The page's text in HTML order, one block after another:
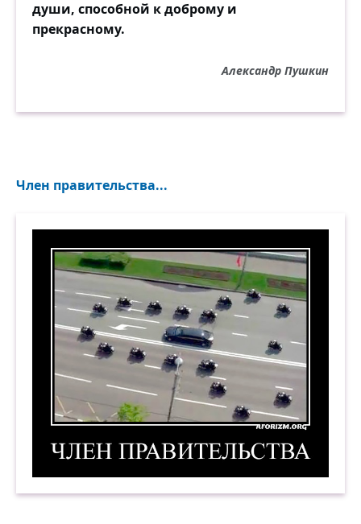
души, способной к доброму и
прекрасному.
Александр Пушкин
Член правительства...